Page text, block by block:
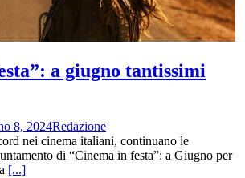
a giugno tantissimi
8, 2024Redazione
nei cinema italiani, continuano le
di “Cinema in festa”: a Giugno per
[...]